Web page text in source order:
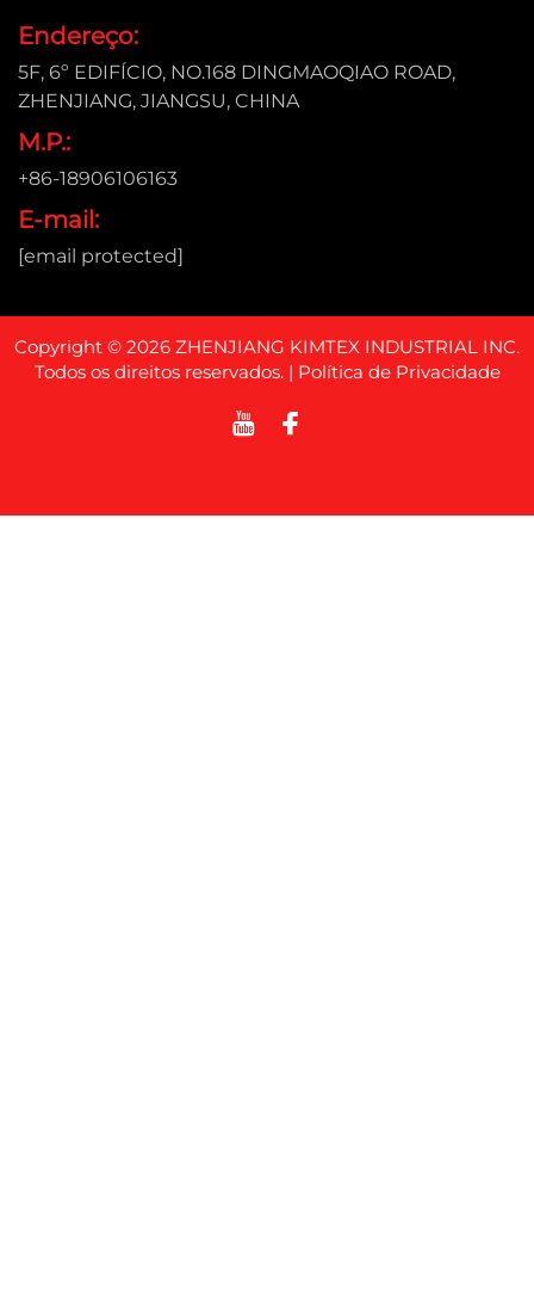
Endereço:
5F, 6º EDIFÍCIO, NO.168 DINGMAOQIAO ROAD,
ZHENJIANG, JIANGSU, CHINA
M.P.:
+86-18906106163
E-mail:
[email protected]
Copyright © 2026 ZHENJIANG KIMTEX INDUSTRIAL INC.
Todos os direitos reservados. | Política de Privacidade